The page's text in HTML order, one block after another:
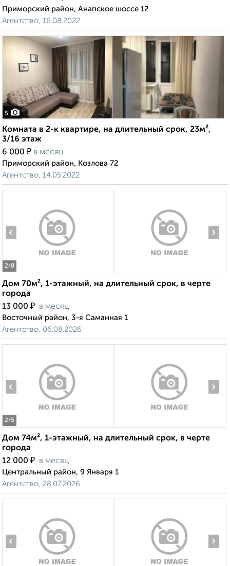
Приморский район, Анапское шоссе 12
Агентство, 16.08.2022
5
Комната в 2-к квартире, на длительный срок, 23м²,
3/16 этаж
6 000 ₽ в месяц
Приморский район, Козлова 72
Агентство, 14.05.2022
2/8
‹ ›
Дом 70м², 1-этажный, на длительный срок, в черте
города
13 000 ₽ в месяц
Восточный район, 3-я Саманная 1
Агентство, 06.08.2026
2/5
‹ ›
Дом 74м², 1-этажный, на длительный срок, в черте
города
12 000 ₽ в месяц
Центральный район, 9 Января 1
Агентство, 28.07.2026
‹ ›